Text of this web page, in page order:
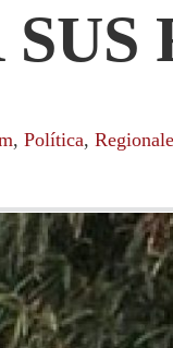
, Política,